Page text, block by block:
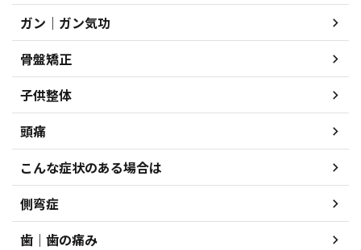
ガン｜ガン気功
骨盤矯正
子供整体
頭痛
こんな症状のある場合は
側弯症
歯｜歯の痛み